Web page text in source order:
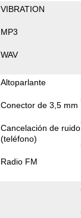
VIBRATION
MP3
WAV
Altoparlante
Conector de 3,5 mm
Cancelación de ruido
(teléfono)
Radio FM